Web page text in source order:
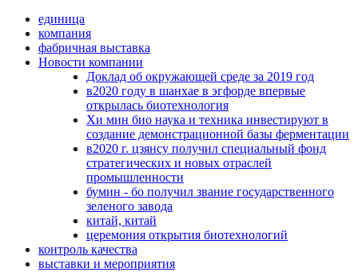
единица
компания
фабричная выставка
Новости компании
Доклад об окружающей среде за 2019 год
в2020 году в шанхае в эгфорде впервые
открылась биотехнология
Хи мин био наука и техника инвестируют в
создание демонстрационной базы ферментации
в2020 г. цзянсу получил специальный фонд
стратегических и новых отраслей
промышленности
бумин - бо получил звание государственного
зеленого завода
китай, китай
церемония открытия биотехнологий
контроль качества
выставки и мероприятия